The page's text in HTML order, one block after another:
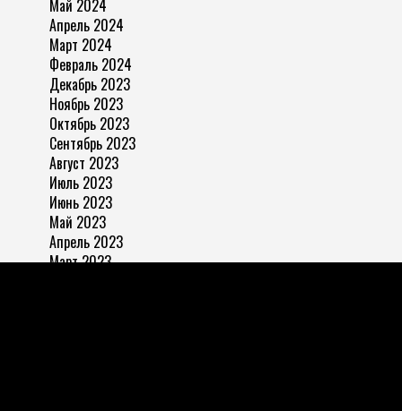
Май 2024
Апрель 2024
Март 2024
Февраль 2024
Декабрь 2023
Ноябрь 2023
Октябрь 2023
Сентябрь 2023
Август 2023
Июль 2023
Июнь 2023
Май 2023
Апрель 2023
Март 2023